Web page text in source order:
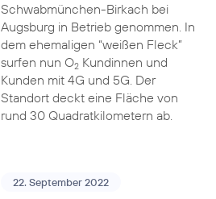
Schwabmünchen-Birkach bei
Augsburg in Betrieb genommen. In
dem ehemaligen “weißen Fleck”
surfen nun O2Kundinnen und
Kunden mit 4G und 5G. Der
Standort deckt eine Fläche von
rund 30 Quadratkilometern ab.
22. September 2022